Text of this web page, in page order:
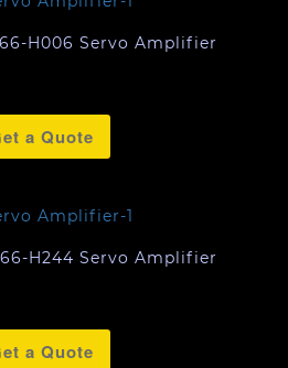
H006 Servo Amplifier
a Quote
H244 Servo Amplifier
a Quote